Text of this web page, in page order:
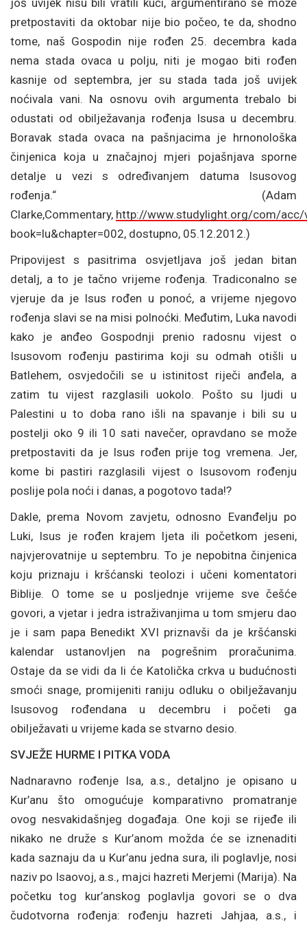
još uvijek nisu bili vratili kući, argumentirano se može
pretpostaviti da oktobar nije bio počeo, te da, shodno
tome, naš Gospodin nije rođen 25. decembra kada
nema stada ovaca u polju, niti je mogao biti rođen
kasnije od septembra, jer su stada tada još uvijek
noćivala vani. Na osnovu ovih argumenta trebalo bi
odustati od obilježavanja rođenja Isusa u decembru.
Boravak stada ovaca na pašnjacima je hrnonološka
činjenica koja u značajnoj mjeri pojašnjava sporne
detalje u vezi s određivanjem datuma Isusovog
rođenja.“ (Adam
Clarke,Commentary, http://www.studylight.org/com/acc/
book=lu&chapter=002, dostupno, 05.12.2012.)
Pripovijest s pasitrima osvjetljava još jedan bitan
detalj, a to je tačno vrijeme rođenja. Tradiconalno se
vjeruje da je Isus rođen u ponoć, a vrijeme njegovo
rođenja slavi se na misi polnoćki. Međutim, Luka navodi
kako je anđeo Gospodnji prenio radosnu vijest o
Isusovom rođenju pastirima koji su odmah otišli u
Batlehem, osvjedočili se u istinitost riječi anđela, a
zatim tu vijest razglasili uokolo. Pošto su ljudi u
Palestini u to doba rano išli na spavanje i bili su u
postelji oko 9 ili 10 sati navečer, opravdano se može
pretpostaviti da je Isus rođen prije tog vremena. Jer,
kome bi pastiri razglasili vijest o Isusovom rođenju
poslije pola noći i danas, a pogotovo tada!?
Dakle, prema Novom zavjetu, odnosno Evanđelju po
Luki, Isus je rođen krajem ljeta ili početkom jeseni,
najvjerovatnije u septembru. To je nepobitna činjenica
koju priznaju i kršćanski teolozi i učeni komentatori
Biblije. O tome se u posljednje vrijeme sve češće
govori, a vjetar i jedra istraživanjima u tom smjeru dao
je i sam papa Benedikt XVI priznavši da je kršćanski
kalendar ustanovljen na pogrešnim proračunima.
Ostaje da se vidi da li će Katolička crkva u budućnosti
smoći snage, promijeniti raniju odluku o obilježavanju
Isusovog rođendana u decembru i početi ga
obilježavati u vrijeme kada se stvarno desio.
SVJEŽE HURME I PITKA VODA
Nadnaravno rođenje Isa, a.s., detaljno je opisano u
Kur’anu što omogućuje komparativno promatranje
ovog nesvakidašnjeg događaja. One koji se rijeđe ili
nikako ne druže s Kur’anom možda će se iznenaditi
kada saznaju da u Kur’anu jedna sura, ili poglavlje, nosi
naziv po Isaovoj, a.s., majci hazreti Merjemi (Marija). Na
početku tog kur’anskog poglavlja govori se o dva
čudotvorna rođenja: rođenju hazreti Jahjaa, a.s., i